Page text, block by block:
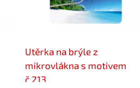
Utěrka na brýle z
mikrovlákna s motivem
č.213